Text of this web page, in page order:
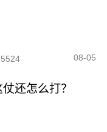
5524 08-05
还怎么打？